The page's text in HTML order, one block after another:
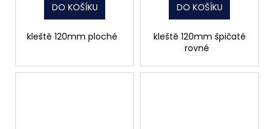
DO KOŠÍKU
kleště 120mm ploché
DO KOŠÍKU
kleště 120mm špičaté
rovné